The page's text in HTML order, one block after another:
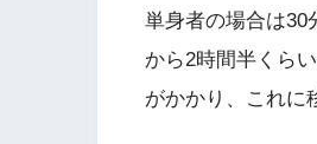
単身者の場合は30
から2時間半くら
がかかり、これに